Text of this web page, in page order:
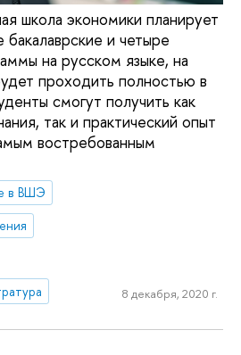
школа экономики планирует
бакалаврские и четыре
на русском языке, на
проходить полностью в
смогут получить как
так и практический опыт
востребованным
в ВШЭ
8 декабря, 2020 г.